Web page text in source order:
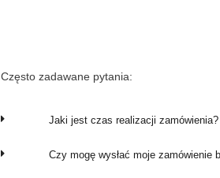
Często zadawane pytania:
Jaki jest czas realizacji zamówienia?
Czy mogę wysłać moje zamówienie